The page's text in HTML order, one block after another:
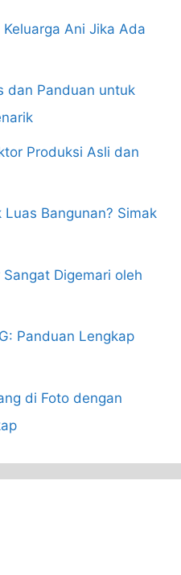
Ani Jika Ada
dan Panduan untuk
Produksi Asli dan
Bangunan? Simak
Digemari oleh
Panduan Lengkap
di Foto dengan